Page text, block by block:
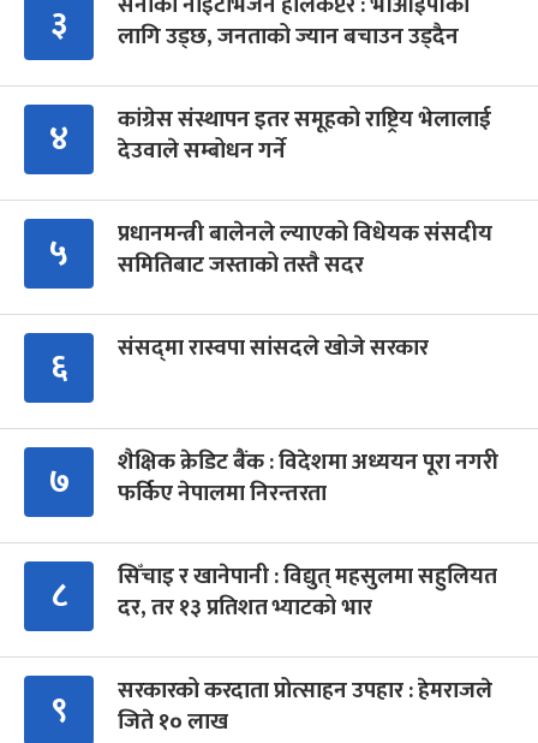
३
लागि उड्छ, जनताको ज्यान बचाउन उड्दैन
४
कांग्रेस संस्थापन इतर समूहको राष्ट्रिय भेलालाई
देउवाले सम्बोधन गर्ने
५
प्रधानमन्त्री बालेनले ल्याएको विधेयक संसदीय
समितिबाट जस्ताको तस्तै सदर
६ संसद्‍मा रास्वपा सांसदले खोजे सरकार
७
शैक्षिक क्रेडिट बैंक : विदेशमा अध्ययन पूरा नगरी
फर्किए नेपालमा निरन्तरता
८
सिँचाइ र खानेपानी : विद्युत् महसुलमा सहुलियत
दर, तर १३ प्रतिशत भ्याटको भार
९
सरकारको करदाता प्रोत्साहन उपहार : हेमराजले
जिते १० लाख